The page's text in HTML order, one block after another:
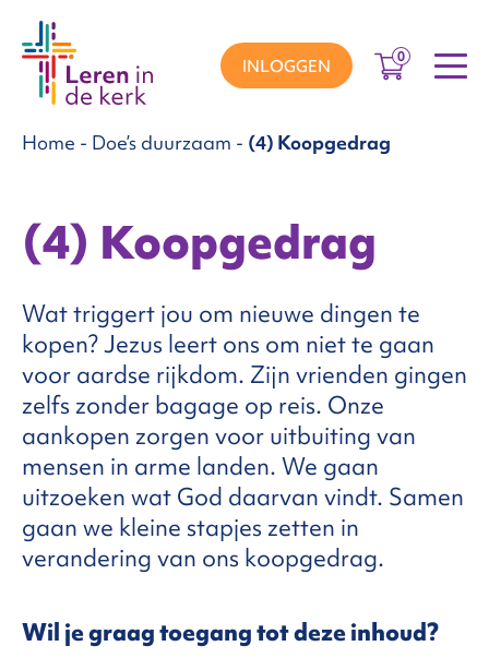
INLOGGEN 0
Home - Doe’s duurzaam - (4) Koopgedrag
(4) Koopgedrag
Wat triggert jou om nieuwe dingen te
kopen? Jezus leert ons om niet te gaan
voor aardse rijkdom. Zijn vrienden gingen
zelfs zonder bagage op reis. Onze
aankopen zorgen voor uitbuiting van
mensen in arme landen. We gaan
uitzoeken wat God daarvan vindt. Samen
gaan we kleine stapjes zetten in
verandering van ons koopgedrag.
Wil je graag toegang tot deze inhoud?